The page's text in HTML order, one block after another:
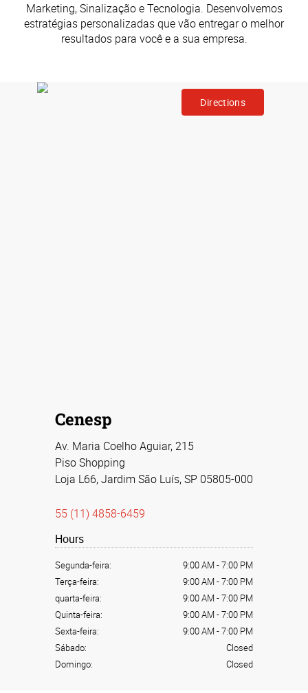
negócios.
Marketing, Sinalização e Tecnologia. Desenvolvemos
estratégias personalizadas que vão entregar o melhor
resultados para você e a sua empresa.
Directions
Cenesp
Av. Maria Coelho Aguiar, 215
Piso Shopping
Loja L66, Jardim São Luís, SP 05805-000
55 (11) 4858-6459
Hours
Segunda-feira: 9:00 AM -7:00 PM
Terça-feira:
9:00 AM -7:00 PM
quarta-feira:
9:00 AM -7:00 PM
Quinta-feira:
9:00 AM -7:00 PM
Sexta-feira:
9:00 AM -7:00 PM
Sábado:
Closed
Domingo:
Closed